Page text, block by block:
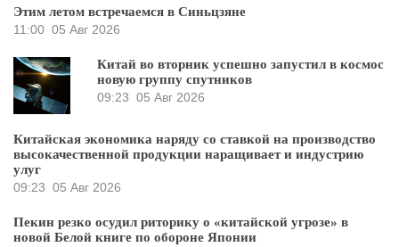
Этим летом встречаемся в Синьцзяне
11:00 05 Авг 2026
Китай во вторник успешно запустил в космос
новую группу спутников
09:23 05 Авг 2026
Китайская экономика наряду со ставкой на производство
высокачественной продукции наращивает и индустрию
улуг
09:23 05 Авг 2026
Пекин резко осудил риторику о «китайской угрозе» в
новой Белой книге по обороне Японии